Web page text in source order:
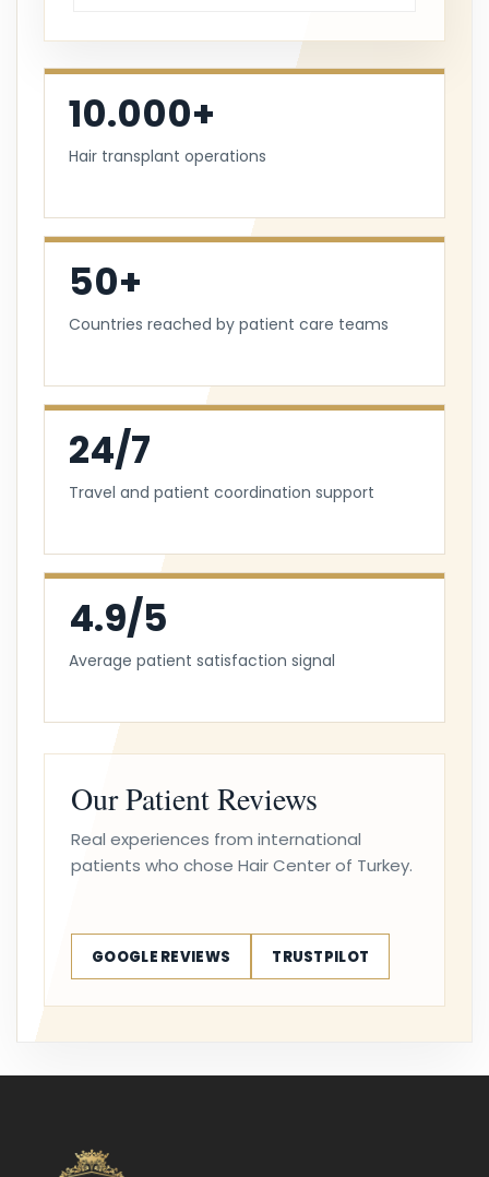
10.000+
Hair transplant operations
50+
Countries reached by patient care teams
24/7
Travel and patient coordination support
4.9/5
Average patient satisfaction signal
Our Patient Reviews
Real experiences from international
patients who chose Hair Center of Turkey.
GOOGLE REVIEWS TRUSTPILOT